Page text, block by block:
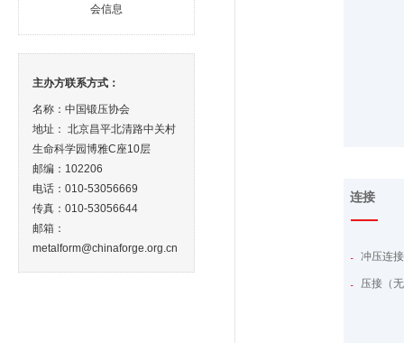
会信息
主办方联系方式：
名称：中国锻压协会
地址： 北京昌平北清路中关村
生命科学园博雅C座10层
邮编：102206
电话：010-53056669
传真：010-53056644
邮箱：
metalform@chinaforge.org.cn
连接
冲压连
压接（